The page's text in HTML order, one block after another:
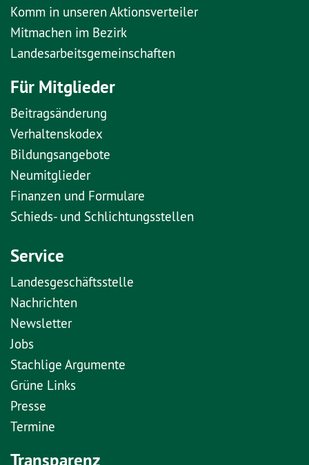
Komm in unseren Aktionsverteiler
Mitmachen im Bezirk
Landesarbeitsgemeinschaften
Für Mitglieder
Beitragsänderung
Verhaltenskodex
Bildungsangebote
Neumitglieder
Finanzen und Formulare
Schieds- und Schlichtungsstellen
Service
Landesgeschäftsstelle
Nachrichten
Newsletter
Jobs
Stachlige Argumente
Grüne Links
Presse
Termine
Transparenz